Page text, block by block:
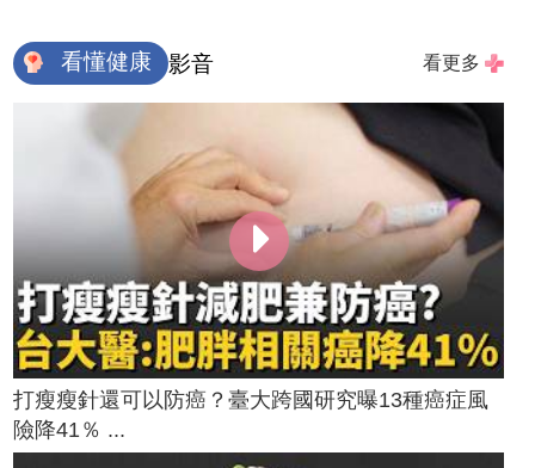
看懂健康 影音 看更多
打瘦瘦針還可以防癌？臺大跨國研究曝13種癌症風
險降41％ ...